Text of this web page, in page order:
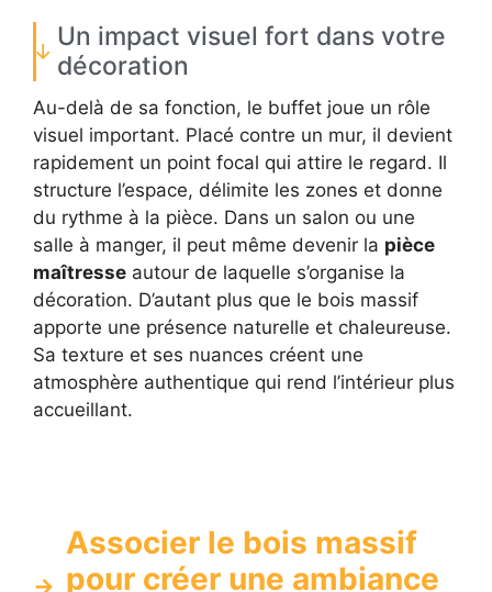
Un impact visuel fort dans votre
décoration
Au-delà de sa fonction, le buffet joue un rôle
visuel important. Placé contre un mur, il devient
rapidement un point focal qui attire le regard. Il
structure l’espace, délimite les zones et donne
du rythme à la pièce. Dans un salon ou une
salle à manger, il peut même devenir la pièce
maîtresse autour de laquelle s’organise la
décoration. D’autant plus que le bois massif
apporte une présence naturelle et chaleureuse.
Sa texture et ses nuances créent une
atmosphère authentique qui rend l’intérieur plus
accueillant.
Associer le bois massif
pour créer une ambiance